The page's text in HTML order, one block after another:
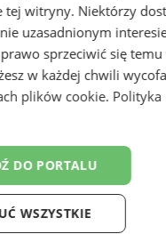
tej witryny. Niektórzy
uzasadnionym
sprzeciwić się temu
w każdej chwili
plików cookie. Polityka
DO PORTALU
WSZYSTKIE